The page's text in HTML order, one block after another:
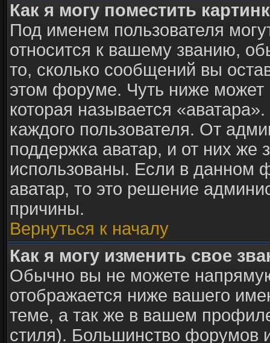
Как я могу поместить
Под именем пользователя
относится к вашему званию,
то, сколько сообщений вы
этом форуме. Чуть ниже может
которая называется
каждого пользователя. От
поддержка аватар, и от них же
использованы. Если в данном
аватар, то это решение
причины.
Вернуться к началу
Как я могу изменить свое
Обычно вы не можете
отображается ниже вашего
теме, а так же в вашем
стиля). Большинство форумов